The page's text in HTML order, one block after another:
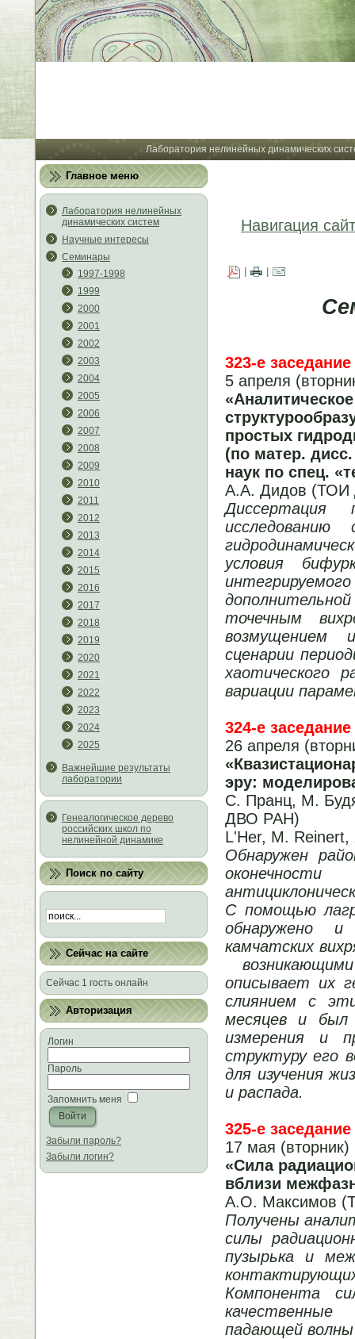
Лаборатория нелинейных динамических
Главное меню
Лаборатория нелинейных
динамических систем
Научные интересы
Семинары
1997-1998
1999
2000
2001
2002
2003
2004
2005
2006
2007
2008
2009
2010
2011
2012
2013
2014
2015
2016
2017
2018
2019
2020
2021
2022
2023
2024
2025
Важнейшие результаты
лаборатории
Генеалогическое дерево
российских школ по
нелинейной динамике
Поиск по сайту
Сейчас на сайте
Сейчас 1 гость онлайн
Авторизация
Логин
Пароль
Запомнить меня
Забыли пароль?
Забыли логин?
Навигация
323-е заседание
5 апреля
простых
(по матер.
наук по спец.
А.А. Дидов
Диссертация
условия
точечным
возмущением
сценарии
хаотического
вариации
324-е заседание
26 апреля
эру:
С. Пранц, М.
ДВО РАН)
L'Her, M.
Обнаружен
С помощью
обнаружено и
камчатских
описывает их
слиянием с
месяцев и
измерения и
структуру его
для изучения
и распада.
325-е заседание
17 мая (вторник)
«Сила
вблизи
А.О. Максимов
Получены
силы
пузырька и
Компонента
падающей волны